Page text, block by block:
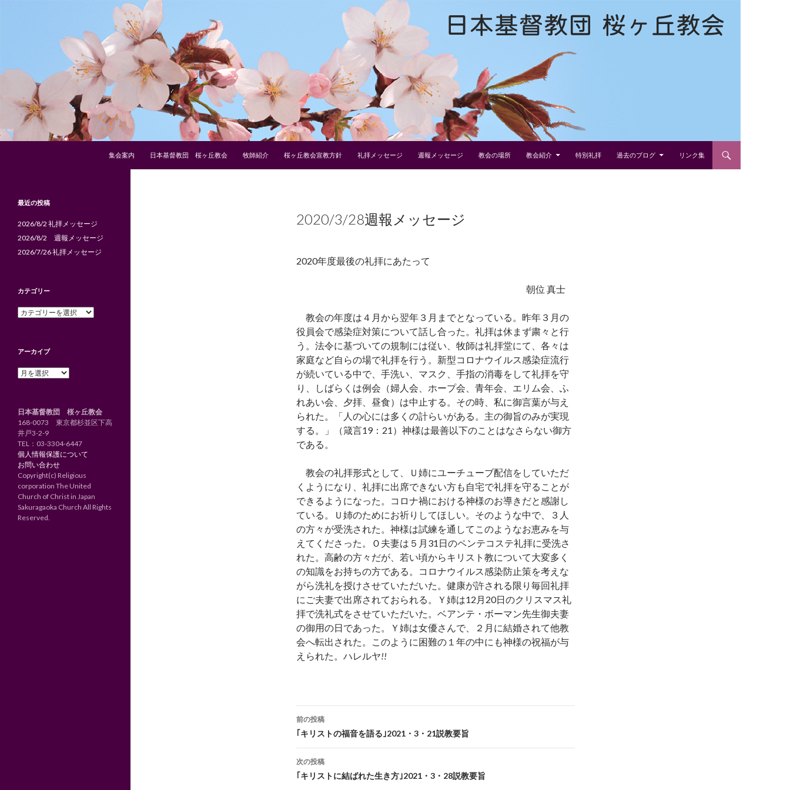
日本基督教団 桜ヶ丘教会
集会案内
日本基督教団 桜ヶ丘教会 牧師紹介 桜ヶ丘教会宣教方針 礼拝メッセージ 週報メッセージ 教会の場所 教会紹介 特別礼拝 過去のブログ リンク集
2020/3/28週報メッセージ
2020年度最後の礼拝にあたって
朝位 真士
教会の年度は４月から翌年３月までとなっている。昨年３月の
役員会で感染症対策について話し合った。礼拝は休まず粛々と行
う。法令に基づいての規制には従い、牧師は礼拝堂にて、各々は
家庭など自らの場で礼拝を行う。新型コロナウイルス感染症流行
が続いている中で、手洗い、マスク、手指の消毒をして礼拝を守
り、しばらくは例会（婦人会、ホープ会、青年会、エリム会、ふ
れあい会、夕拝、昼食）は中止する。その時、私に御言葉が与え
られた。「人の心には多くの計らいがある。主の御旨のみが実現
する。」（箴言19：21）神様は最善以下のことはなさらない御方
である。
教会の礼拝形式として、Ｕ姉にユーチューブ配信をしていただ
くようになり、礼拝に出席できない方も自宅で礼拝を守ることが
できるようになった。コロナ禍における神様のお導きだと感謝し
ている。Ｕ姉のためにお祈りしてほしい。そのような中で、３人
の方々が受洗された。神様は試練を通してこのようなお恵みを与
えてくださった。Ｏ夫妻は５月31日のペンテコステ礼拝に受洗さ
れた。高齢の方々だが、若い頃からキリスト教について大変多く
の知識をお持ちの方である。コロナウイルス感染防止策を考えな
がら洗礼を授けさせていただいた。健康が許される限り毎回礼拝
にご夫妻で出席されておられる。Ｙ姉は12月20日のクリスマス礼
拝で洗礼式をさせていただいた。ベアンテ・ボーマン先生御夫妻
の御用の日であった。Ｙ姉は女優さんで、２月に結婚されて他教
会へ転出された。このように困難の１年の中にも神様の祝福が与
えられた。ハレルヤ!!
投
稿
ナ
ビ
前の投稿
｢キリストの福音を語る｣2021・3・21説教要旨
次の投稿
｢キリストに結ばれた生き方｣2021・3・28説教要旨
最近の投稿
2026/8/2 礼拝メッセージ
2026/8/2 週報メッセージ
2026/7/26 礼拝メッセージ
カテゴリー
カ
ー
アーカイブ
ア
ブ
日本基督教団 桜ヶ丘教会
168-0073 東京都杉並区下高
井戸3-2-9
TEL： 03-3304-6447
個人情報保護について
お問い合わせ
Copyright(c) Religious
corporation The United
Church of Christ in Japan
Sakuragaoka Church All Rights
Reserved.